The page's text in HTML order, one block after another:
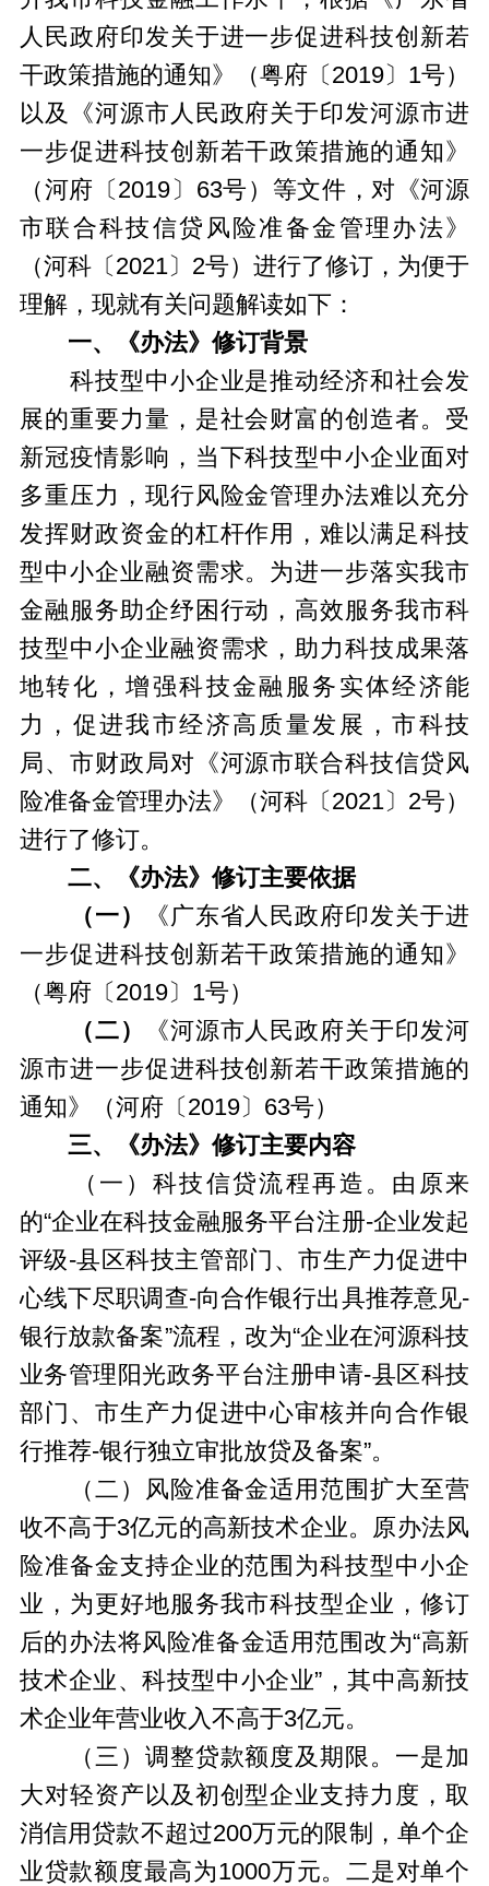
人民政府印发关于进一步促进科技创新若
干政策措施的通知》（粤府〔2019〕1号）
以及《河源市人民政府关于印发河源市进
一步促进科技创新若干政策措施的通知》
（河府〔2019〕63号）等文件，对《河源
市联合科技信贷风险准备金管理办法》
（河科〔2021〕2号）进行了修订，为便于
理解，现就有关问题解读如下：
一、《办法》修订背景
科技型中小企业是推动经济和社会发
展的重要力量，是社会财富的创造者。受
新冠疫情影响，当下科技型中小企业面对
多重压力，现行风险金管理办法难以充分
发挥财政资金的杠杆作用，难以满足科技
型中小企业融资需求。为进一步落实我市
金融服务助企纾困行动，高效服务我市科
技型中小企业融资需求，助力科技成果落
地转化，增强科技金融服务实体经济能
力，促进我市经济高质量发展，市科技
局、市财政局对《河源市联合科技信贷风
险准备金管理办法》（河科〔2021〕2号）
进行了修订。
二、《办法》修订主要依据
（一）
《广东省人民政府印发关于进
一步促进科技创新若干政策措施的通知》
（粤府〔2019〕1号）
（二）
《河源市人民政府关于印发河
源市进一步促进科技创新若干政策措施的
通知》（河府〔2019〕63号）
三、《办法》修订主要内容
（一）科技信贷流程再造。由原来
的“企业在科技金融服务平台注册-企业发起
评级-县区科技主管部门、市生产力促进中
心线下尽职调查-向合作银行出具推荐意见-
银行放款备案”流程，改为“企业在河源科技
业务管理阳光政务平台注册申请-县区科技
部门、市生产力促进中心审核并向合作银
行推荐-银行独立审批放贷及备案”。
（二）风险准备金适用范围扩大至营
收不高于3亿元的高新技术企业。原办法风
险准备金支持企业的范围为科技型中小企
业，为更好地服务我市科技型企业，修订
后的办法将风险准备金适用范围改为“高新
技术企业、科技型中小企业”，其中高新技
术企业年营业收入不高于3亿元。
（三）调整贷款额度及期限。一是加
大对轻资产以及初创型企业支持力度，取
消信用贷款不超过200万元的限制，单个企
业贷款额度最高为1000万元。二是对单个